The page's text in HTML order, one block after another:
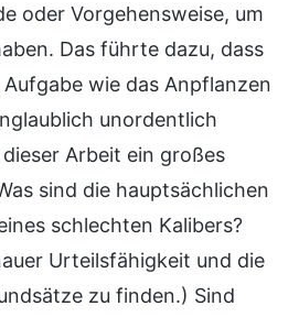
oder Vorgehensweise, um
Das führte dazu, dass
wie das Anpflanzen
unordentlich
Arbeit ein großes
sind die hauptsächlichen
schlechten Kalibers?
Urteilsfähigkeit und die
zu finden.) Sind